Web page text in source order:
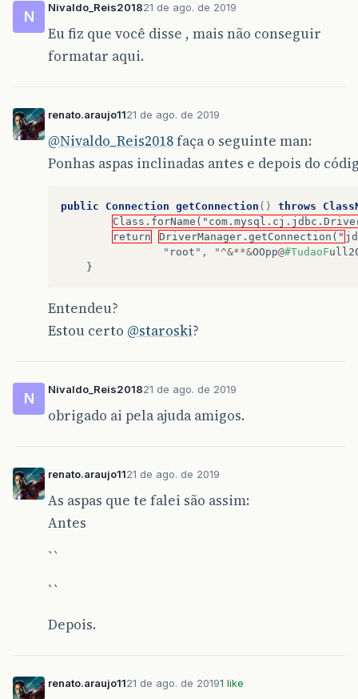
N
Nivaldo_Reis201821 de ago. de 2019
Eu fiz que você disse , mais não conseguir
formatar aqui.
renato.araujo1121 de ago. de 2019
@Nivaldo_Reis2018faça o seguinte man:
Ponhas aspas inclinadas antes e depois do
public Connection getConnection () throws
return
DriverManager.getConnection("
				"
root ", "^&**&OOpp@#TudaoF
}
Entendeu?
Estou certo @staroski?
N
Nivaldo_Reis201821 de ago. de 2019
obrigado ai pela ajuda amigos.
renato.araujo1121 de ago. de 2019
As aspas que te falei são assim:
Antes
``
``
Depois.
renato.araujo1121 de ago. de 20191 like